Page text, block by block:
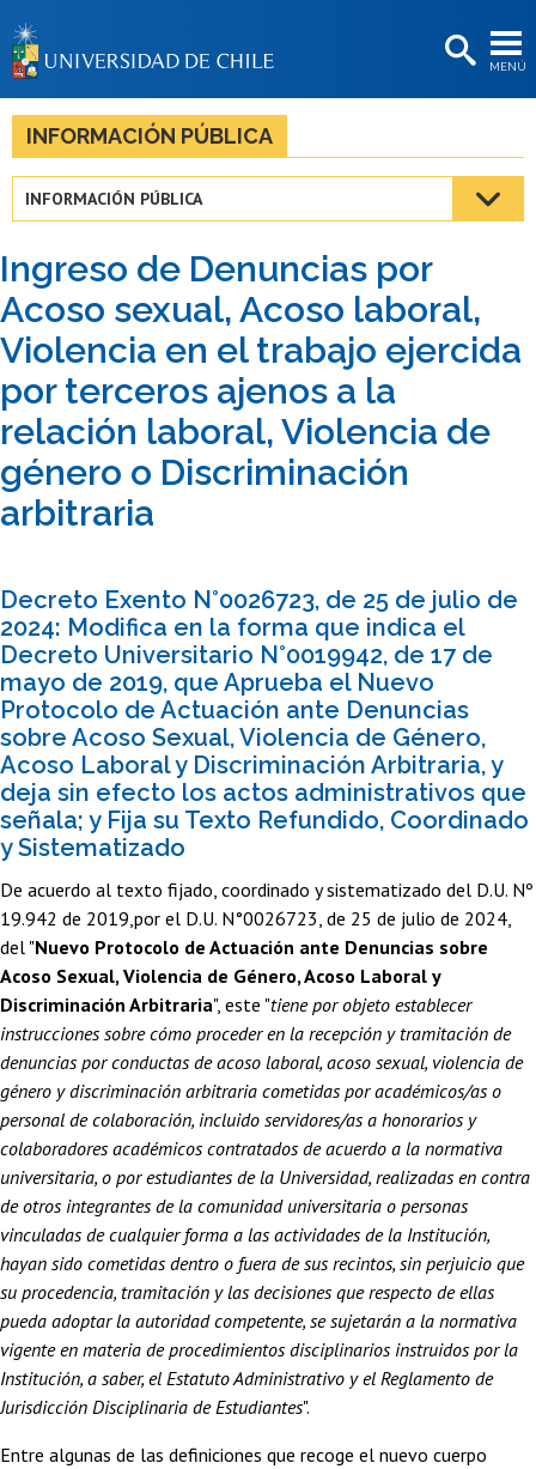
MENÚ
BIBLIOTECAS
LA UNIVERSIDAD
Estudiantes
Académicas/os
Funcionarias/os
Egresadas/os
INFORMACIÓN PÚBLICA
INFORMACIÓN PÚBLICA
Ingreso de Denuncias por
Acoso sexual, Acoso laboral,
Violencia en el trabajo ejercida
por terceros ajenos a la
relación laboral, Violencia de
género o Discriminación
arbitraria
Decreto Exento N°0026723, de 25 de julio de
2024: Modifica en la forma que indica el
Decreto Universitario N°0019942, de 17 de
mayo de 2019, que Aprueba el Nuevo
Protocolo de Actuación ante Denuncias
sobre Acoso Sexual, Violencia de Género,
Acoso Laboral y Discriminación Arbitraria, y
deja sin efecto los actos administrativos que
señala; y Fija su Texto Refundido, Coordinado
y Sistematizado
De acuerdo al texto fijado, coordinado y sistematizado del D.U. Nº
19.942 de 2019,por el D.U. N°0026723, de 25 de julio de 2024,
del "Nuevo Protocolo de Actuación ante Denuncias sobre
Acoso Sexual, Violencia de Género, Acoso Laboral y
Discriminación Arbitraria", este "tiene por objeto establecer
instrucciones sobre cómo proceder en la recepción y tramitación de
denuncias por conductas de acoso laboral, acoso sexual, violencia de
género y discriminación arbitraria cometidas por académicos/as o
personal de colaboración, incluido servidores/as a honorarios y
colaboradores académicos contratados de acuerdo a la normativa
universitaria, o por estudiantes de la Universidad, realizadas en contra
de otros integrantes de la comunidad universitaria o personas
vinculadas de cualquier forma a las actividades de la Institución,
hayan sido cometidas dentro o fuera de sus recintos, sin perjuicio que
su procedencia, tramitación y las decisiones que respecto de ellas
pueda adoptar la autoridad competente, se sujetarán a la normativa
vigente en materia de procedimientos disciplinarios instruidos por la
Institución, a saber, el Estatuto Administrativo y el Reglamento de
Jurisdicción Disciplinaria de Estudiantes".
Entre algunas de las definiciones que recoge el nuevo cuerpo